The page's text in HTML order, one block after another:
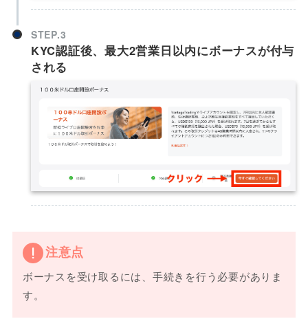
STEP.3
KYC認証後、最大2営業日以内にボーナスが付与
される
注意点
ボーナスを受け取るには、手続きを行う必要がありま
す。